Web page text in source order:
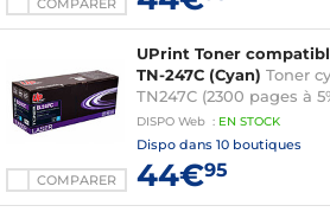
COMPARER
COMPARER
UPrint Toner
TN-247C (Cyan) Toner
TN247C (2300 pages à
DISPO Web : EN STOCK
Dispo dans 10 boutiques
44€95